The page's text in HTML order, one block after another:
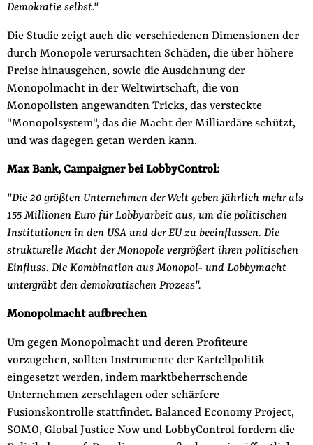
Demokratie selbst."
Die Studie zeigt auch die verschiedenen Dimensionen der
durch Monopole verursachten Schäden, die über höhere
Preise hinausgehen, sowie die Ausdehnung der
Monopolmacht in der Weltwirtschaft, die von
Monopolisten angewandten Tricks, das versteckte
"Monopolsystem", das die Macht der Milliardäre schützt,
und was dagegen getan werden kann.
Max Bank, Campaigner bei LobbyControl:
"Die 20 größten Unternehmen der Welt geben jährlich mehr als
155 Millionen Euro für Lobbyarbeit aus, um die politischen
Institutionen in den USA und der EU zu beeinflussen. Die
strukturelle Macht der Monopole vergrößert ihren politischen
Einfluss. Die Kombination aus Monopol- und Lobbymacht
untergräbt den demokratischen Prozess".
Monopolmacht aufbrechen
Um gegen Monopolmacht und deren Profiteure
vorzugehen, sollten Instrumente der Kartellpolitik
eingesetzt werden, indem marktbeherrschende
Unternehmen zerschlagen oder schärfere
Fusionskontrolle stattfindet. Balanced Economy Project,
SOMO, Global Justice Now und LobbyControl fordern die